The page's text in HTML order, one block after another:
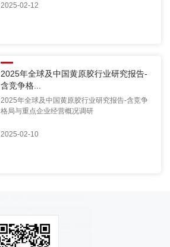
2025-02-12
2025年全球及中国黄原胶行业研究报告-
含竞争格...
2025年全球及中国黄原胶行业研究报告-含竞争
格局与重点企业经营概况调研
2025-02-10